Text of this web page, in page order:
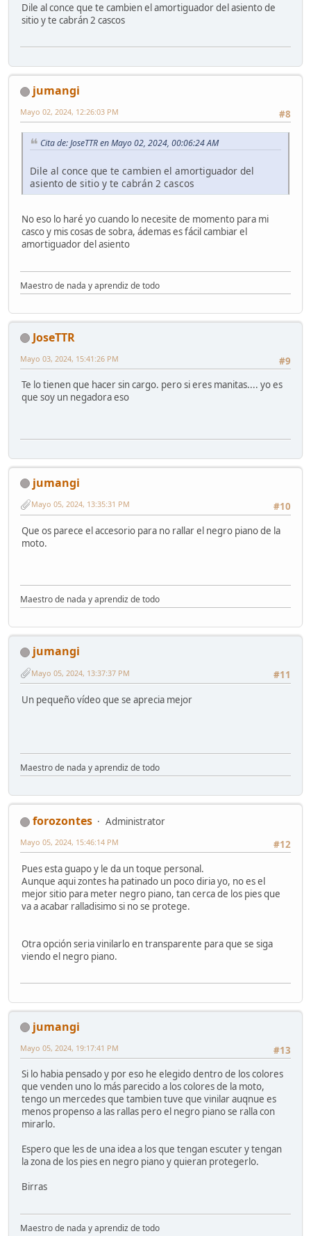
Dile al conce que te cambien el amortiguador del asiento de
sitio y te cabrán 2 cascos
jumangi
#8
Mayo 02, 2024, 12:26:03 PM
Cita de: JoseTTR en Mayo 02, 2024, 00:06:24 AM
Dile al conce que te cambien el amortiguador del
asiento de sitio y te cabrán 2 cascos
No eso lo haré yo cuando lo necesite de momento para mi
casco y mis cosas de sobra, ádemas es fácil cambiar el
amortiguador del asiento
Maestro de nada y aprendiz de todo
JoseTTR
#9
Mayo 03, 2024, 15:41:26 PM
Te lo tienen que hacer sin cargo. pero si eres manitas.... yo es
que soy un negadora eso
jumangi
#10
Mayo 05, 2024, 13:35:31 PM
Que os parece el accesorio para no rallar el negro piano de la
moto.
Maestro de nada y aprendiz de todo
jumangi
#11
Mayo 05, 2024, 13:37:37 PM
Un pequeño vídeo que se aprecia mejor
Maestro de nada y aprendiz de todo
forozontes
Administrator
#12
Mayo 05, 2024, 15:46:14 PM
Pues esta guapo y le da un toque personal.
Aunque aqui zontes ha patinado un poco diria yo, no es el
mejor sitio para meter negro piano, tan cerca de los pies que
va a acabar ralladisimo si no se protege.
Otra opción seria vinilarlo en transparente para que se siga
viendo el negro piano.
jumangi
#13
Mayo 05, 2024, 19:17:41 PM
Si lo habia pensado y por eso he elegido dentro de los colores
que venden uno lo más parecido a los colores de la moto,
tengo un mercedes que tambien tuve que vinilar auqnue es
menos propenso a las rallas pero el negro piano se ralla con
mirarlo.
Espero que les de una idea a los que tengan escuter y tengan
la zona de los pies en negro piano y quieran protegerlo.
Birras
Maestro de nada y aprendiz de todo